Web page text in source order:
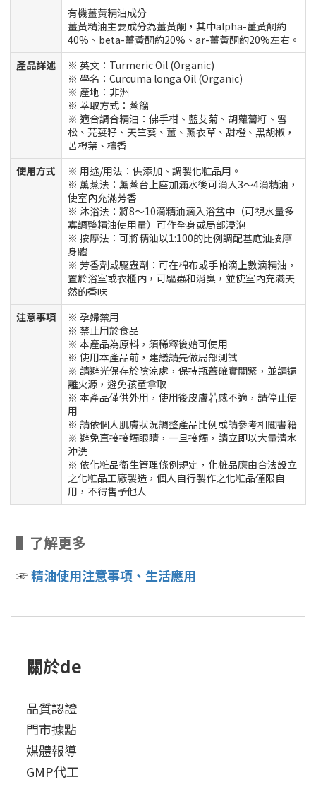
有機薑黃精油成分
薑黃精油主要成分為薑黃酮，其中alpha-薑黃酮約
40%、beta-薑黃酮約20%、ar-薑黃酮約20%左右。
產品詳述
※ 英文：Turmeric Oil (Organic)
※ 學名：Curcuma longa Oil (Organic)
※ 產地：非洲
※ 萃取方式：蒸餾
※ 適合調合精油：佛手柑、藍艾菊、胡蘿蔔籽、雪
松、芫荽籽、天竺葵、薑、薰衣草、甜橙、黑胡椒，
苦橙葉、檀香
使用方式
※ 用途/用法：供添加、調製化粧品用。
※ 薰蒸法：薰蒸台上座加滿水後可滴入3～4滴精油，
使室內充滿芳香
※ 沐浴法：將8～10滴精油滴入浴盆中（可視水量多
寡調整精油使用量）可作全身或局部浸泡
※ 按摩法：可將精油以1:100的比例調配基底油按摩
身體
※ 芳香劑或驅蟲劑：可在棉布或手帕滴上數滴精油，
置於浴室或衣櫃內，可驅蟲和消臭，並使室內充滿天
然的香味
注意事項
※ 孕婦禁用
※ 禁止用於食品
※ 本產品為原料，須稀釋後始可使用
※ 使用本產品前，建議請先做局部測試
※ 請避光保存於陰涼處，保持瓶蓋確實關緊，並請遠
離火源，避免孩童拿取
※ 本產品僅供外用，使用後皮膚若感不適，請停止使
用
※ 請依個人肌膚狀況調整產品比例或請參考相關書籍
※ 避免直接接觸眼睛，一旦接觸，請立即以大量清水
沖洗
※ 依化粧品衛生管理條例規定，化粧品應由合法設立
之化粧品工廠製造，個人自行製作之化粧品僅限自
用，不得售予他人
▌了解更多
☞精油使用注意事項、生活應用
關於de
品質認證
門市據點
媒體報導
GMP代工